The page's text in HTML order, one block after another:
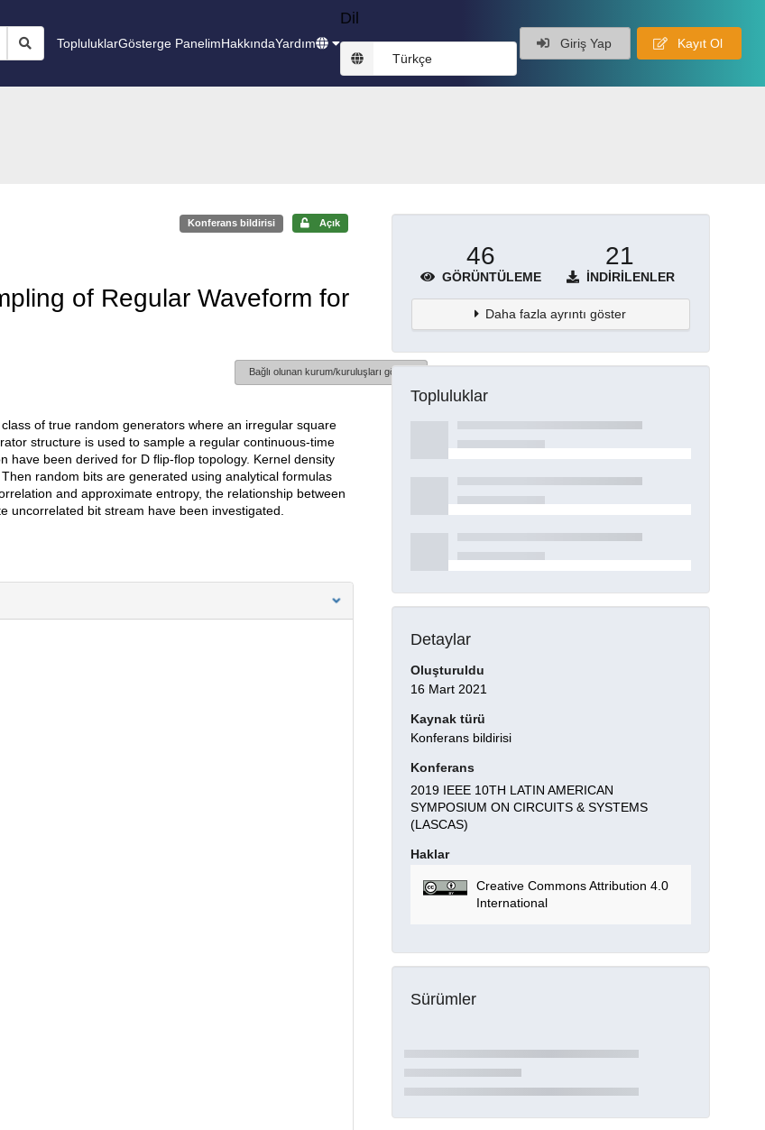
TopluluklarGösterge PanelimHakkındaYardım
Dil
Türkçe
Giriş Yap Kayıt Ol
Konferans bildirisi Açık
of Regular Waveform for
Bağlı olunan kurum/kuruluşları göster
of true random generators where an irregular square
structure is used to sample a regular continuous-time
have been derived for D flip-flop topology. Kernel density
random bits are generated using analytical formulas
and approximate entropy, the relationship between
uncorrelated bit stream have been investigated.
46
GÖRÜNTÜLEME
21
İNDIRILENLER
Daha fazla ayrıntı göster
Topluluklar
Detaylar
Oluşturuldu
16 Mart 2021
Kaynak türü
Konferans bildirisi
Konferans
2019 IEEE 10TH LATIN AMERICAN
SYMPOSIUM ON CIRCUITS & SYSTEMS
(LASCAS)
Haklar
Creative Commons Attribution 4.0
International
Sürümler